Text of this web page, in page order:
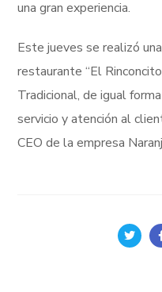
una gran experiencia.
Este jueves se realizó
restaurante “El
Tradicional, de igual
servicio y atención al
CEO de la empresa